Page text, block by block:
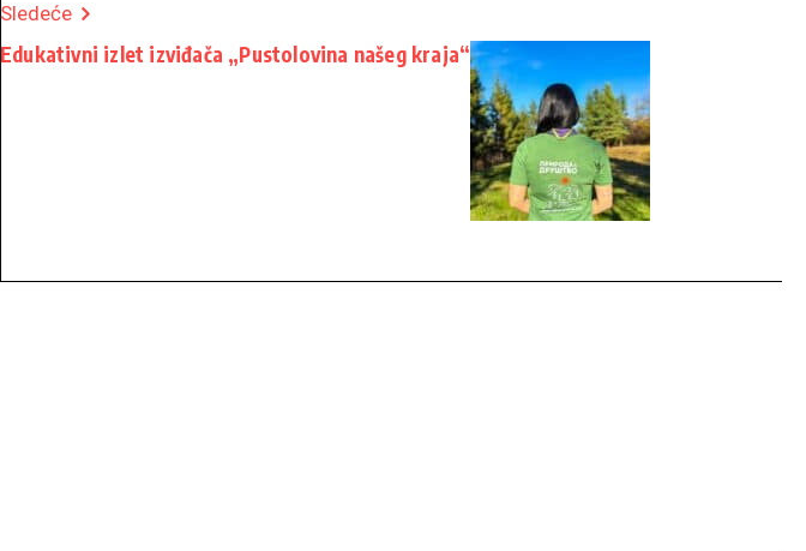
Sledeće
Edukativni izlet izviđača „Pustolovina našeg kraja“